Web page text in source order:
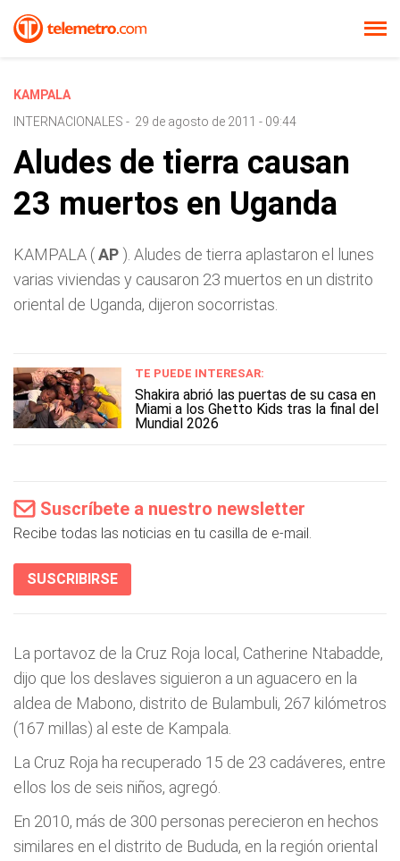
KAMPALA
INTERNACIONALES - 29 de agosto de 2011 - 09:44
Aludes de tierra causan
23 muertos en Uganda
KAMPALA (AP ). Aludes de tierra aplastaron el lunes
varias viviendas y causaron 23 muertos en un distrito
oriental de Uganda, dijeron socorristas.
TE PUEDE INTERESAR:
Shakira abrió las puertas de su casa en
Miami a los Ghetto Kids tras la final del
Mundial 2026
Suscríbete a nuestro newsletter
Recibe todas las noticias en tu casilla de e-mail.
SUSCRIBIRSE
La portavoz de la Cruz Roja local, Catherine Ntabadde,
dijo que los deslaves siguieron a un aguacero en la
aldea de Mabono, distrito de Bulambuli, 267 kilómetros
(167 millas) al este de Kampala.
La Cruz Roja ha recuperado 15 de 23 cadáveres, entre
ellos los de seis niños, agregó.
En 2010, más de 300 personas perecieron en hechos
similares en el distrito de Bududa, en la región oriental